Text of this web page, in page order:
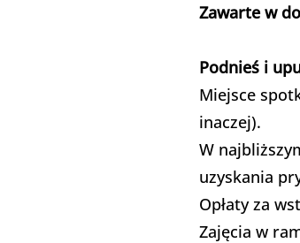
Zawarte w
Podnieś i
Miejsce
inaczej).
W
uzyskania
Opłaty za
Zajęcia w